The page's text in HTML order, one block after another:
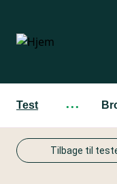
hovedindhold
Test ···
Tilbage til